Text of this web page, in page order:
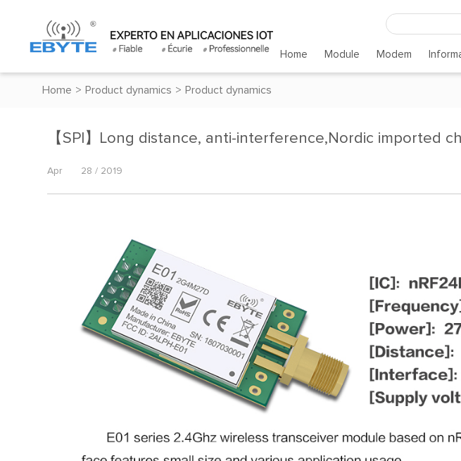
Home Module Modem
Home > Product dynamics > Product dynamics
【SPI】Long distance, anti-interference,Nordic imported
Apr 28 / 2019